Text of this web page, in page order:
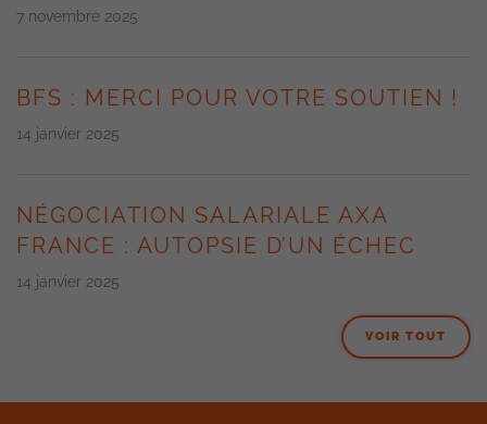
7 novembre 2025
BFS : MERCI POUR VOTRE SOUTIEN !
14 janvier 2025
NÉGOCIATION SALARIALE AXA
FRANCE : AUTOPSIE D’UN ÉCHEC
14 janvier 2025
VOIR TOUT